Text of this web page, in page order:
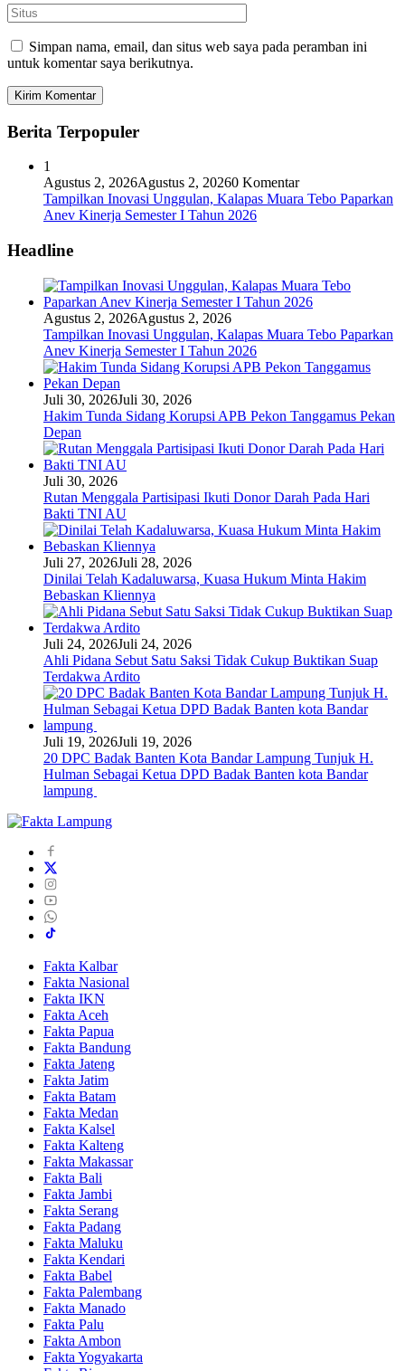
Simpan nama, email, dan situs web saya pada peramban ini
untuk komentar saya berikutnya.
Berita Terpopuler
1
Agustus 2, 2026Agustus 2, 20260 Komentar
Tampilkan Inovasi Unggulan, Kalapas Muara Tebo Paparkan
Anev Kinerja Semester I Tahun 2026
Headline
Agustus 2, 2026Agustus 2, 2026
Tampilkan Inovasi Unggulan, Kalapas Muara Tebo Paparkan
Anev Kinerja Semester I Tahun 2026
Juli 30, 2026Juli 30, 2026
Hakim Tunda Sidang Korupsi APB Pekon Tanggamus Pekan
Depan
Juli 30, 2026
Rutan Menggala Partisipasi Ikuti Donor Darah Pada Hari
Bakti TNI AU
Juli 27, 2026Juli 28, 2026
Dinilai Telah Kadaluwarsa, Kuasa Hukum Minta Hakim
Bebaskan Kliennya
Juli 24, 2026Juli 24, 2026
Ahli Pidana Sebut Satu Saksi Tidak Cukup Buktikan Suap
Terdakwa Ardito
Juli 19, 2026Juli 19, 2026
20 DPC Badak Banten Kota Bandar Lampung Tunjuk H.
Hulman Sebagai Ketua DPD Badak Banten kota Bandar
lampung
Fakta Kalbar
Fakta Nasional
Fakta IKN
Fakta Aceh
Fakta Papua
Fakta Bandung
Fakta Jateng
Fakta Jatim
Fakta Batam
Fakta Medan
Fakta Kalsel
Fakta Kalteng
Fakta Makassar
Fakta Bali
Fakta Jambi
Fakta Serang
Fakta Padang
Fakta Maluku
Fakta Kendari
Fakta Babel
Fakta Palembang
Fakta Manado
Fakta Palu
Fakta Ambon
Fakta Yogyakarta